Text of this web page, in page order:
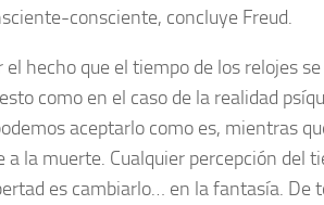
consciente, concluye Freud.
hecho que el tiempo de los relojes
como en el caso de la realidad
aceptarlo como es, mientras
la muerte. Cualquier percepción del
es cambiarlo… en la fantasía. De